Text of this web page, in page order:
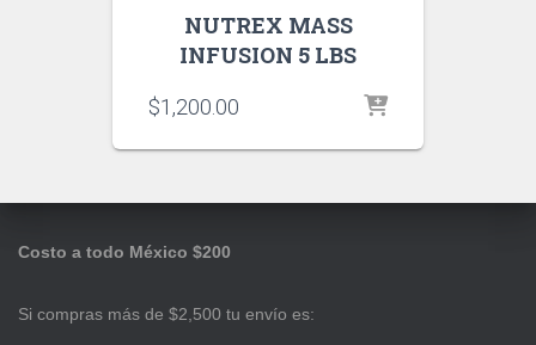
NUTREX MASS
INFUSION 5 LBS
$1,200.00
Costo a todo México $200
Si compras más de $2,500 tu envío es: